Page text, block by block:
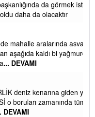
da görmek isteriz
da olacaktır
aralarında asvalt döke
kaldı bi yağmurda
kenarına giden yola
zamanında tüm ereğli